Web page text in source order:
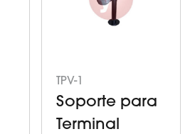
TPV-1
Soporte para
Terminal